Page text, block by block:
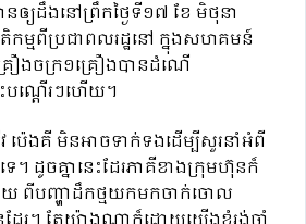
ឲ្យដឹងនៅព្រឹកថ្ងៃទី១៧ ខែ មិថុនា
តិកម្មពីប្រជាពលរដ្ឋនៅ ក្នុងសហគមន៍
ឿងចក្រ១គ្រឿងបានដំណើ
ណ្តើរៗហើយ។
េងគី មិនអាចទាក់ទងដើម្បីសួរនាំអំពី
។ ដូចគ្នានេះដែរភាគីខាងក្រុមហ៊ុនក៏
ពីបញ្ហាដឹកថ្មយកមកចាក់ចោល